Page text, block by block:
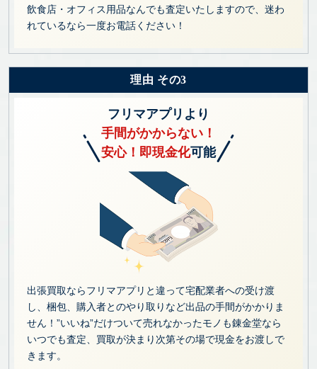
飲食店・オフィス用品なんでも査定いたしますので、迷わ
れているなら一度お電話ください！
理由 その3
フリマアプリより
手間がかからない！
安心！即現金化可能
出張買取ならフリマアプリと違って宅配業者への受け渡
し、梱包、購入者とのやり取りなど出品の手間がかかりま
せん！”いいね”だけついて売れなかったモノも錬金堂なら
いつでも査定、買取が決まり次第その場で現金をお渡しで
きます。